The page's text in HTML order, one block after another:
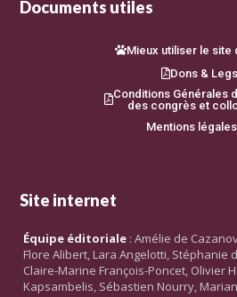
Documents utiles
Mieux utiliser le site
Dons & Legs
Conditions Générales
des congrès et
Mentions légales
Site internet
Équipe éditoriale : Amélie de
Flore Alibert, Lara Angelotti, Stéphanie
Claire-Marine François-Poncet, Olivier
Kapsambelis, Sébastien Nourry,